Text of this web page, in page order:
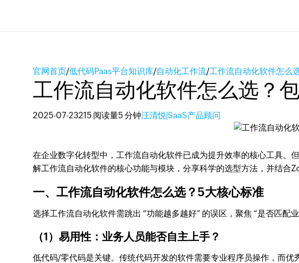
官网首页/低代码Paas平台知识库/自动化工作流/工作流自动化软件怎么
工作流自动化软件怎么选？
2025-07-23215 阅读量5 分钟汪清悦|SaaS产品顾问
在企业数字化转型中，工作流自动化软件已成为提升效率的核心工具
解工作流自动化软件的核心功能与模块，分享科学的选型方法，并结合
一、工作流自动化软件怎么选？5大核心标准​
选择工作流自动化软件需跳出 “功能越多越好” 的误区，聚焦 “是否匹配
（1）易用性：业务人员能否自主上手？​
低代码/零代码是关键。传统代码开发的软件需要专业程序员操作，而优